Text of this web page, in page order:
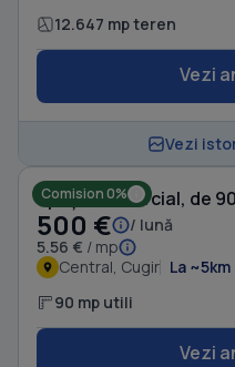
12.647 mp teren
Vezi
Vezi
Comision 0%
Spațiu comercial, de
500 €
/ lună
5.56 € / mp
Central, Cugir La
90 mp utili
Vezi